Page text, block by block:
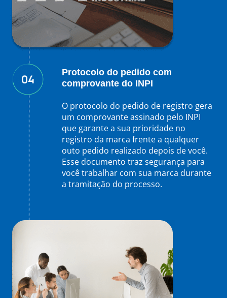
Protocolo do pedido com
comprovante do INPI
O protocolo do pedido de registro gera
um comprovante assinado pelo INPI
que garante a sua prioridade no
registro da marca frente a qualquer
outo pedido realizado depois de você.
Esse documento traz segurança para
você trabalhar com sua marca durante
a tramitação do processo.